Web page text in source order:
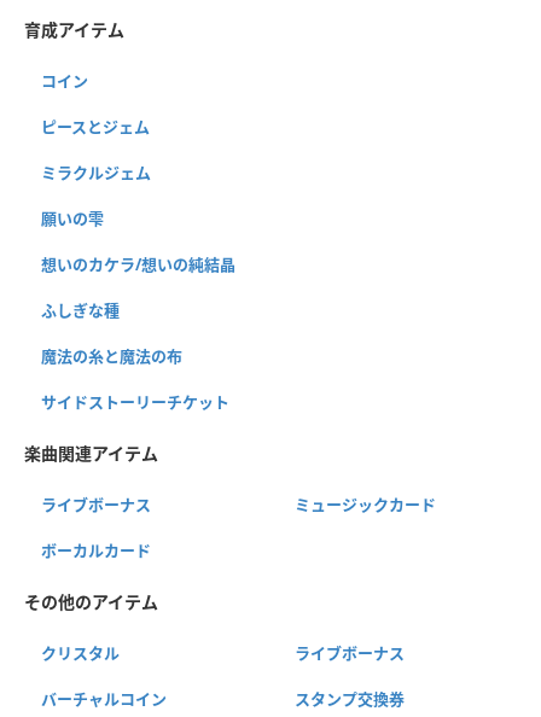
育成アイテム
コイン
ピースとジェム
ミラクルジェム
願いの雫
想いのカケラ/想いの純結晶
ふしぎな種
魔法の糸と魔法の布
サイドストーリーチケット
楽曲関連アイテム
ライブボーナス ミュージックカード
ボーカルカード
その他のアイテム
クリスタル ライブボーナス
バーチャルコイン スタンプ交換券